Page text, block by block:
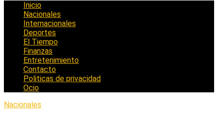
Inicio
Nacionales
Internacionales
Deportes
El Tiempo
Finanzas
Entretenimiento
Contacto
Politicas de privacidad
Ocio
Nacionales